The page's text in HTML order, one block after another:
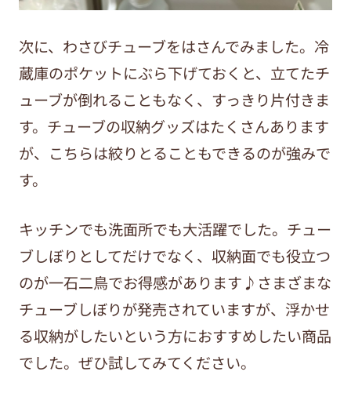
次に、わさびチューブをはさんでみました。冷
蔵庫のポケットにぶら下げておくと、立てたチ
ューブが倒れることもなく、すっきり片付きま
す。チューブの収納グッズはたくさんあります
が、こちらは絞りとることもできるのが強みで
す。
キッチンでも洗面所でも大活躍でした。チュー
ブしぼりとしてだけでなく、収納面でも役立つ
のが一石二鳥でお得感があります♪ さまざまな
チューブしぼりが発売されていますが、浮かせ
る収納がしたいという方におすすめしたい商品
でした。ぜひ試してみてください。